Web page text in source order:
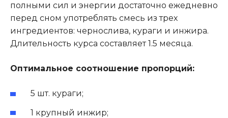
полными сил и энергии достаточно ежедневно
перед сном употреблять смесь из трех
ингредиентов: чернослива, кураги и инжира.
Длительность курса составляет 1.5 месяца.
Оптимальное соотношение пропорций:
5 шт. кураги;
1 крупный инжир;